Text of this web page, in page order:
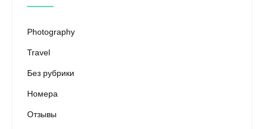
Photography
Travel
Без рубрики
Номера
Отзывы